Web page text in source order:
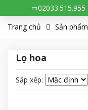
02033.515.955
Trang chủ
Sản phẩm
Lọ hoa
Sắp xếp: